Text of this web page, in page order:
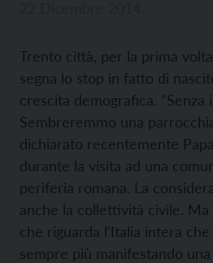
Trento città, per la prima
segna lo stop in fatto di
crescita demografica. “Senza
Sembreremmo una
dichiarato recentemente
durante la visita ad una
periferia romana. La
anche la collettività civile.
che riguarda l'Italia intera che
sempre più manifestando